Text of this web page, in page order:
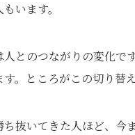
います。
とのつながりの変化で
。ところがこの切り替
抜いてきた人ほど、今